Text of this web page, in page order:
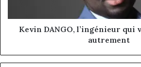
Kevin DANGO, l’ingénieur
autrement